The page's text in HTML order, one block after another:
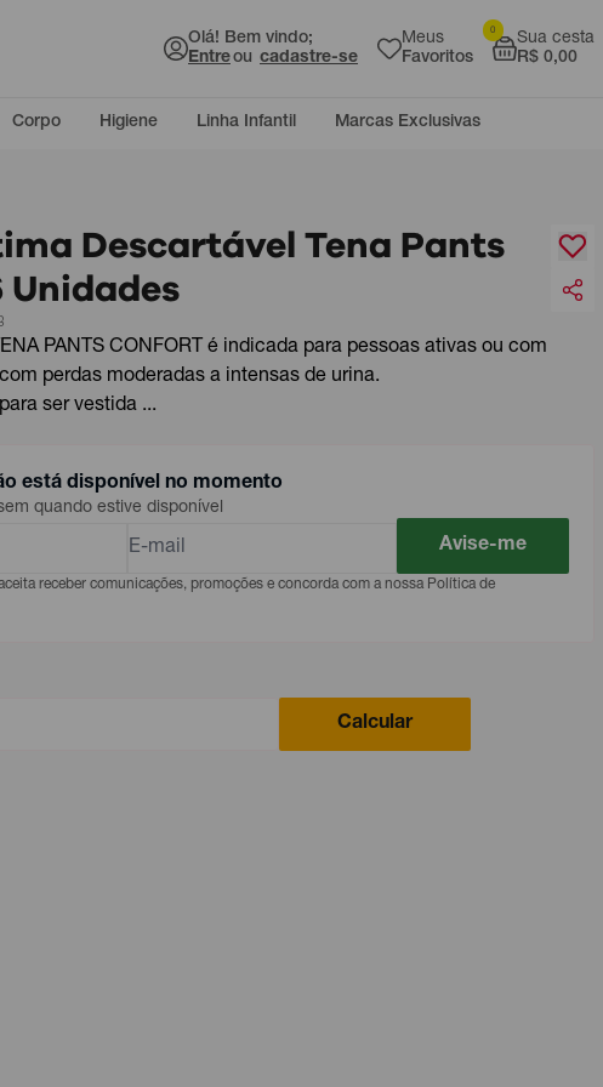
Olá! Bem vindo;
Entreou cadastre-se
Meus
Favoritos
Sua cesta
R$ 0,00
0
Corpo Higiene Linha Infantil Marcas Exclusivas
Descartável Tena Pants
Unidades
PANTS CONFORT é indicada para pessoas ativas ou com
perdas moderadas a intensas de urina.
ser vestida ...
está disponível no momento
quando estive disponível
Avise-me
receber comunicações, promoções e concorda com a nossa Política de
Calcular